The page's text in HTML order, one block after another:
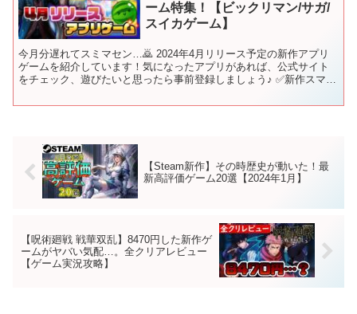
ーム特集！【ビックリマン/サガ/
スイカゲーム】
今月分遅れてスミマセン…🙇 2024年4月リリース予定の新作アプリ
ゲームを紹介しています！気になったアプリがあれば、公式サイト
をチェック、遊びたいと思ったら事前登録しましょう♪ ✅新作スマホ
【Steam新作】その時歴史が動いた！最
新高評価ゲーム20選【2024年1月】
【呪術廻戦 戦華双乱】8470円した新作ゲ
ームがヤバい気配…。全クリアレビュー
【ゲーム実況攻略】